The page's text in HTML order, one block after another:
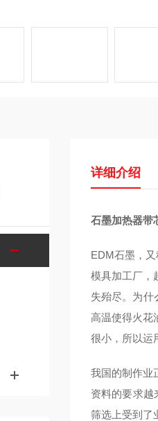
详细介绍
石墨加热器带
EDM石墨，
模具加工厂，
失殆尽。为什
高温使得火花
很小，所以运
我国的制作业
资料的要求
筛选上受到了